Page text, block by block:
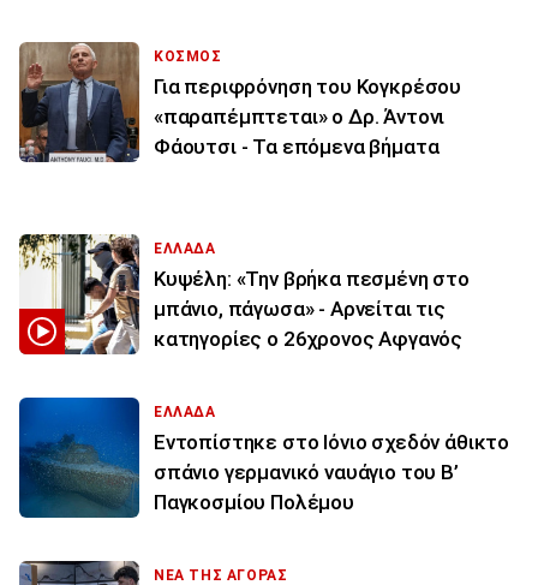
ΚΟΣΜΟΣ
Για περιφρόνηση του Κογκρέσου
«παραπέμπτεται» ο Δρ. Άντονι
Φάουτσι - Τα επόμενα βήματα
ΕΛΛΑΔΑ
Κυψέλη: «Την βρήκα πεσμένη στο
μπάνιο, πάγωσα» - Αρνείται τις
κατηγορίες ο 26χρονος Αφγανός
ΕΛΛΑΔΑ
Εντοπίστηκε στο Ιόνιο σχεδόν άθικτο
σπάνιο γερμανικό ναυάγιο του Β’
Παγκοσμίου Πολέμου
ΝΕΑ ΤΗΣ ΑΓΟΡΑΣ